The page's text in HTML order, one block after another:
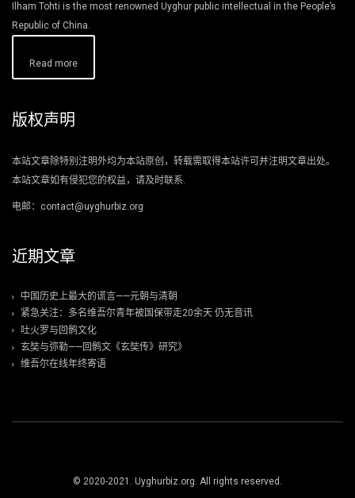
Ilham Tohti is the most renowned Uyghur public intellectual in the People’s
Republic of China.
Read more
版权声明
本站文章除特别注明外均为本站原创，转载需取得本站许可并注明文章出处。
本站文章如有侵犯您的权益，请及时联系.
电邮：contact@uyghurbiz.org
近期文章
中国历史上最大的谎言——元朝与清朝
紧急关注：多名维吾尔青年被国保带走20余天 仍无音讯
吐火罗与回鹘文化
玄奘与弥勒——回鹘文《玄奘传》研究》
维吾尔在线年终寄语
© 2020-2021. Uyghurbiz.org. All rights reserved.